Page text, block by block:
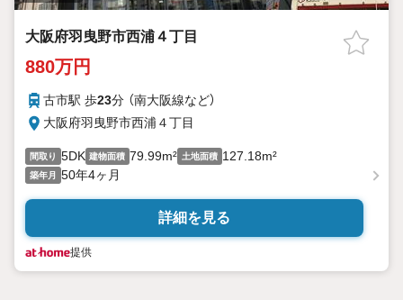
大阪府羽曳野市西浦４丁目
880万円
古市駅 歩23分 （南大阪線など）
大阪府羽曳野市西浦４丁目
間取り 5DK 建物面積 79.99m² 土地面積 127.18m²
築年月 50年4ヶ月
詳細を見る
提供